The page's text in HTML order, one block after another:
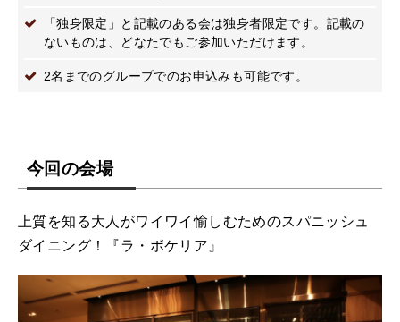
「独身限定」と記載のある会は独身者限定です。記載の
ないものは、どなたでもご参加いただけます。
2名までのグループでのお申込みも可能です。
今回の会場
上質を知る大人がワイワイ愉しむためのスパニッシュ
ダイニング！『ラ・ボケリア』